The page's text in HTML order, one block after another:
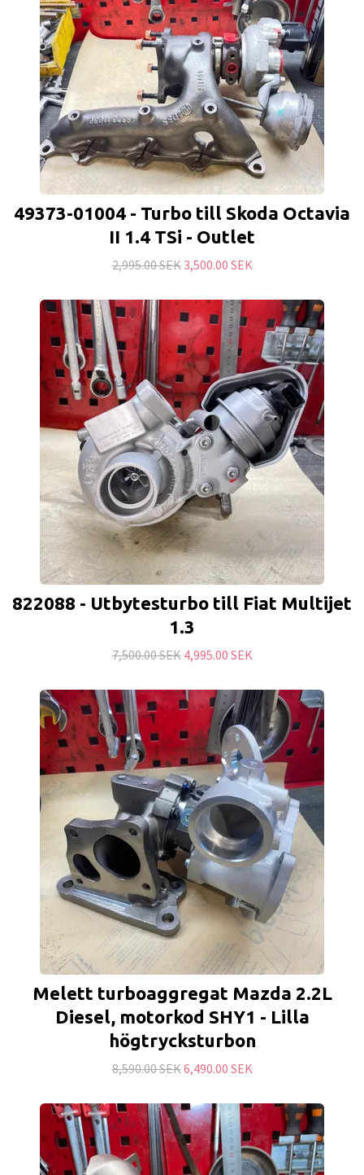
49373-01004 - Turbo till Skoda Octavia
II 1.4 TSi - Outlet
2,995.00 SEK3,500.00 SEK
822088 - Utbytesturbo till Fiat Multijet
1.3
7,500.00 SEK 4,995.00 SEK
Melett turboaggregat Mazda 2.2L
Diesel, motorkod SHY1 - Lilla
högtrycksturbon
8,590.00 SEK6,490.00 SEK